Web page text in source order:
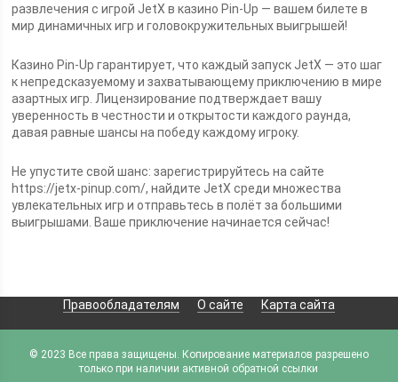
развлечения с игрой JetX в казино Pin-Up — вашем билете в
мир динамичных игр и головокружительных выигрышей!
Казино Pin-Up гарантирует, что каждый запуск JetX — это шаг
к непредсказуемому и захватывающему приключению в мире
азартных игр. Лицензирование подтверждает вашу
уверенность в честности и открытости каждого раунда,
давая равные шансы на победу каждому игроку.
Не упустите свой шанс: зарегистрируйтесь на сайте
https://jetx-pinup.com/, найдите JetX среди множества
увлекательных игр и отправьтесь в полёт за большими
выигрышами. Ваше приключение начинается сейчас!
Правообладателям О сайте Карта сайта
© 2023 Все права защищены. Копирование материалов разрешено
только при наличии активной обратной ссылки